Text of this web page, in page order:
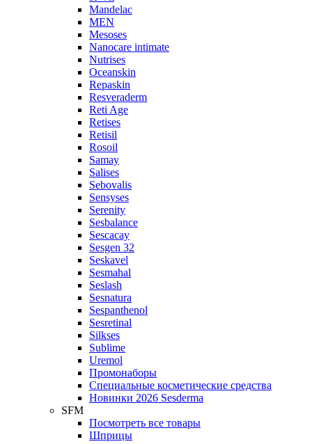
Mandelac
MEN
Mesoses
Nanocare intimate
Nutrises
Oceanskin
Repaskin
Resveraderm
Reti Age
Retises
Retisil
Rosoil
Samay
Salises
Sebovalis
Sensyses
Serenity
Sesbalance
Sescacay
Sesgen 32
Seskavel
Sesmahal
Seslash
Sesnatura
Sespanthenol
Sesretinal
Silkses
Sublime
Uremol
Промонаборы
Специальные косметические средства
Новинки 2026 Sesderma
SFM
Посмотреть все товары
Шприцы